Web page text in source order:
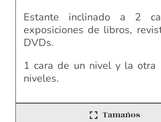
Estante inclinado a 2
exposiciones de libros,
DVDs.
1 cara de un nivel y la otra
niveles.
Tamaños